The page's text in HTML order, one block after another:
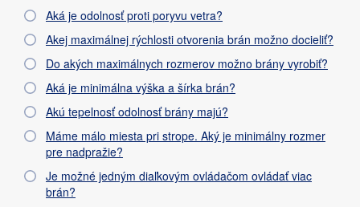
Aká je odolnosť proti poryvu vetra?
Akej maximálnej rýchlosti otvorenia brán možno docieliť?
Do akých maximálnych rozmerov možno brány vyrobiť?
Aká je minimálna výška a šírka brán?
Akú tepelnosť odolnosť brány majú?
Máme málo miesta pri strope. Aký je minimálny rozmer
pre nadpražie?
Je možné jedným diaľkovým ovládačom ovládať viac
brán?